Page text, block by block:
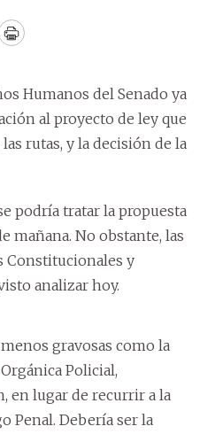
Print
Humanos del Senado ya
al proyecto de ley que
rutas, y la decisión de la
podría tratar la propuesta
mañana. No obstante, las
Constitucionales y
analizar hoy.
gravosas como la
Policial,
en lugar de recurrir a la
Penal. Debería ser la